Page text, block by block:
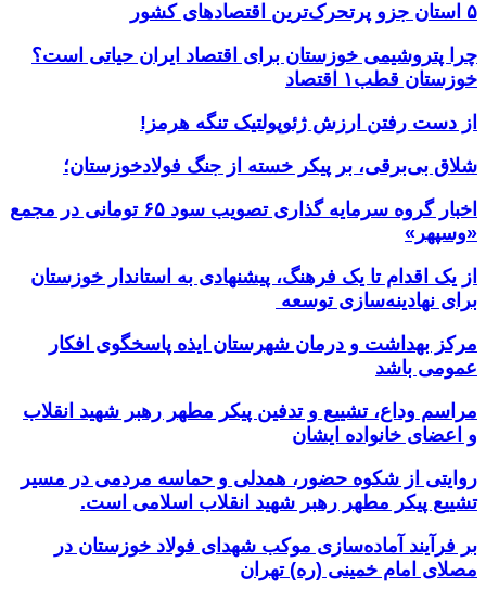
۵ استان جزو پرتحرک‌ترین اقتصاد‌های کشور
چرا پتروشیمی خوزستان برای اقتصاد ایران حیاتی است؟
خوزستان قطب۱ اقتصاد
از دست رفتن ارزش ژئوپولتیک تنگه هرمز!
شلاق‌ بی‌برقی، بر پیکر خسته‌ از جنگ فولادخوزستان؛
اخبار گروه سرمایه گذاری تصویب سود ۶۵ تومانی در مجمع
«وسپهر»
از یک اقدام تا یک فرهنگ، پیشنهادی به استاندار خوزستان
برای نهادینه‌سازی توسعه
مرکز بهداشت و درمان شهرستان ایذه پاسخگوی افکار
عمومی باشد
مراسم وداع، تشییع و تدفین پیکر مطهر رهبر شهید انقلاب
و اعضای خانواده ایشان
روایتی از شکوه حضور، همدلی و حماسه مردمی در مسیر
تشییع پیکر مطهر رهبر شهید انقلاب اسلامی است.
بر فرآیند آماده‌سازی موکب شهدای فولاد خوزستان در
مصلای امام خمینی (ره) تهران